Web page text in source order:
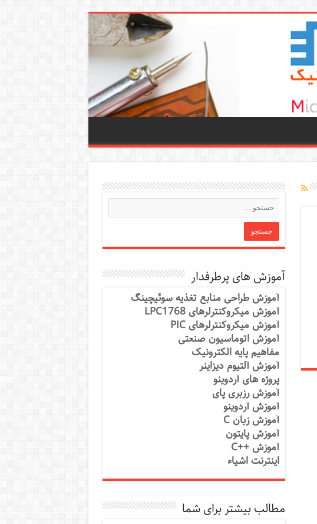
آموزش های پرطرفدار
آموزش طراحی منابع تغذیه سوئیچینگ
آموزش میکروکنترلرهای LPC1768
آموزش میکروکنترلرهای PIC
آموزش اتوماسیون صنعتی
مفاهیم پایه الکترونیک
آموزش آلتیوم دیزاینر
پروژه های آردوینو
آموزش رزبری پای
آموزش آردوینو
آموزش زبان C
آموزش پایتون
آموزش ++C
اینترنت اشیاء
مطالب بیشتر برای شما